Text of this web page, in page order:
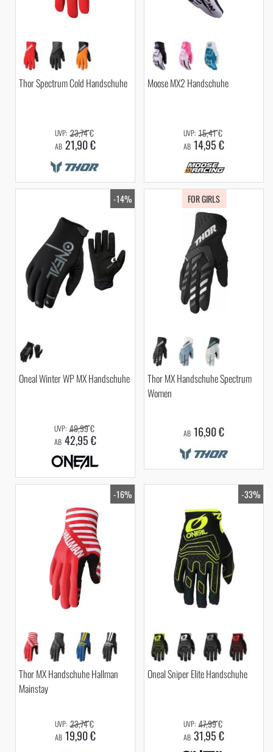
Thor Spectrum Cold Handschuhe
AB 21,90 €
23,74 €
Moose MX2 Handschuhe
AB 14,95 €
15,41 €
-14%
Oneal Winter WP MX Handschuhe
AB 42,95 €
49,99 €
FOR GIRLS
Thor MX Handschuhe Spectrum
Women
AB 16,90 €
-16%
Thor MX Handschuhe Hallman
Mainstay
AB 19,90 €
23,74 €
-33%
Oneal Sniper Elite Handschuhe
AB 31,95 €
47,99 €